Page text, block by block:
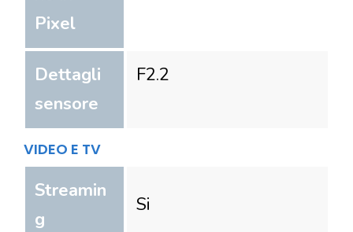
Pixel
Dettagli
sensore
F2.2
VIDEO E TV
Streamin
g
Si